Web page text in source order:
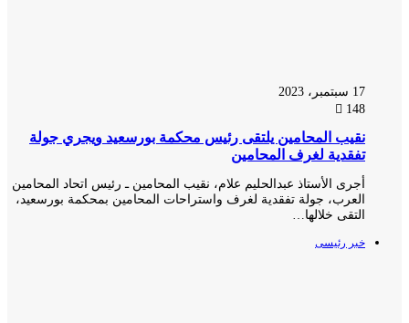
نقيب المحامين يلتقى رئيس محكمة بورسعيد ويجري جولة
تفقدية لغرف المحامين
أجرى الأستاذ عبدالحليم علام، نقيب المحامين ـ رئيس اتحاد المحامين
العرب، جولة تفقدية لغرف واستراحات المحامين بمحكمة بورسعيد،
التقى خلالها…
خبر رئيسى